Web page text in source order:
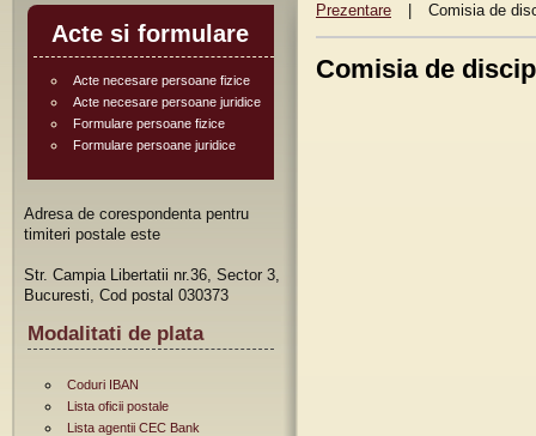
Acte si formulare
Acte necesare persoane fizice
Acte necesare persoane juridice
Formulare persoane fizice
Formulare persoane juridice
Adresa de corespondenta pentru
timiteri postale este
Str. Campia Libertatii nr.36, Sector 3,
Bucuresti, Cod postal 030373
Modalitati de plata
Coduri IBAN
Lista oficii postale
Lista agentii CEC Bank
Prezentare Comisia de
Comisia de